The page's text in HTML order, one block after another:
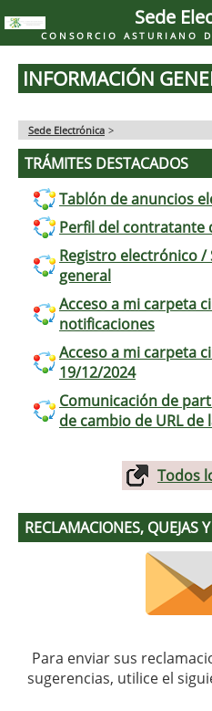
Sede
INFORMACIÓN
Sede Electrónica >
TRÁMITES DESTACADOS
Tablón de anuncios
Perfil del contratante
Registro electrónico
general
Acceso a mi carpeta
notificaciones
Acceso a mi carpeta
19/12/2024
Comunicación de
de cambio de URL
Todos
RECLAMACIONES, QUEJAS
Para enviar sus
sugerencias, utilice el